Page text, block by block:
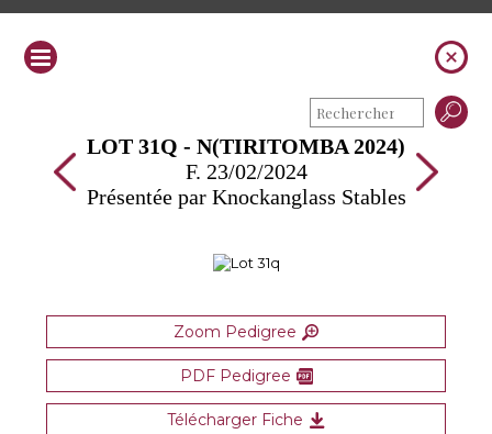
LOT 31Q - N(TIRITOMBA 2024)
F. 23/02/2024
Présentée par Knockanglass Stables
Zoom Pedigree
PDF Pedigree
Télécharger Fiche